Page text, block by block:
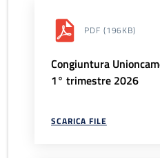
PDF (196KB)
Congiuntura
1° trimestre 2026
SCARICA FILE